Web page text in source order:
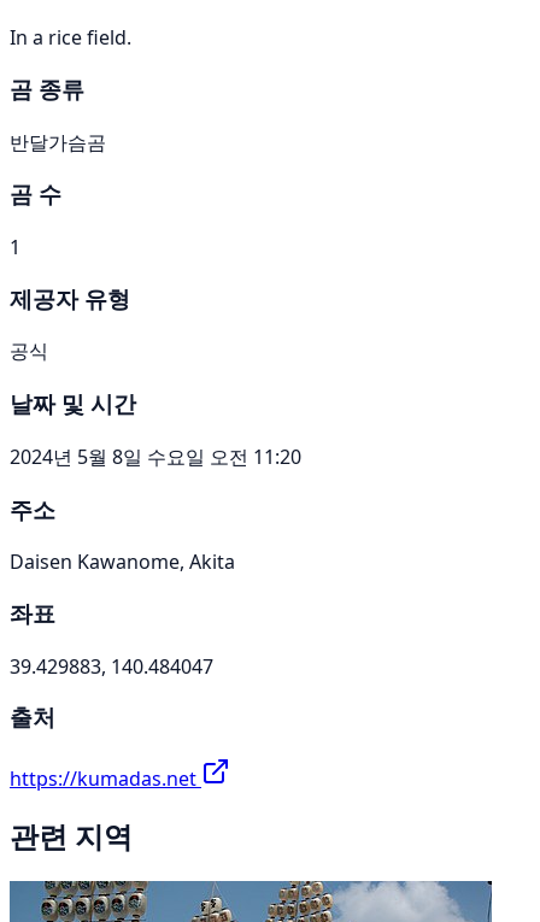
In a rice field.
곰 종류
반달가슴곰
곰 수
1
제공자 유형
공식
날짜 및 시간
2024년 5월 8일 수요일 오전 11:20
주소
Daisen Kawanome, Akita
좌표
39.429883, 140.484047
출처
https://kumadas.net
관련 지역